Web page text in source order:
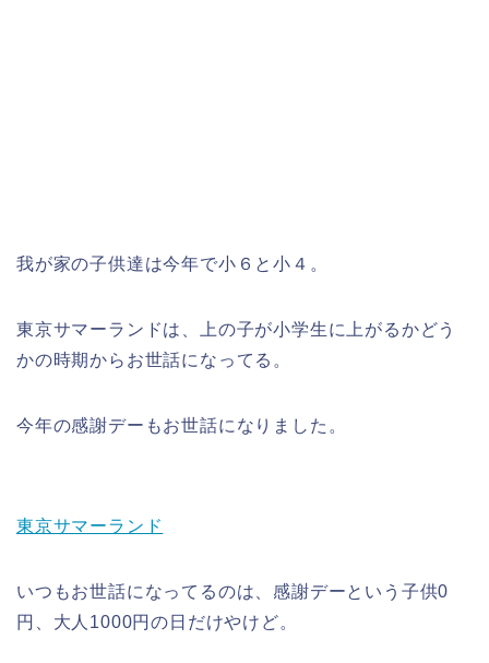
我が家の子供達は今年で小６と小４。
東京サマーランドは、上の子が小学生に上がるかどう
かの時期からお世話になってる。
今年の感謝デーもお世話になりました。
東京サマーランド
いつもお世話になってるのは、感謝デーという子供0
円、大人1000円の日だけやけど。